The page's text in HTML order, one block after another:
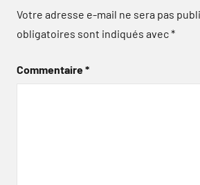
Votre adresse e-mail ne sera pas
obligatoires sont indiqués avec*
Commentaire*